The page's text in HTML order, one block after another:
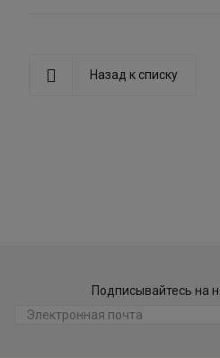
Назад к списку
Подписывайтесь на